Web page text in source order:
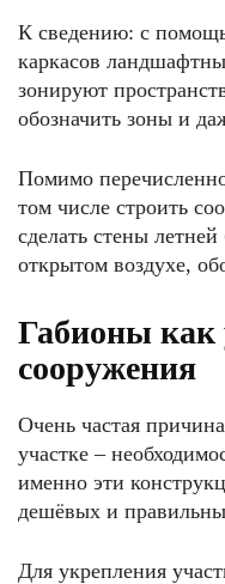
К сведению: с
каркасов
зонируют
обозначить зоны и
Помимо
том числе строить
сделать стены
открытом воздухе,
Габионы как
сооружения
Очень частая
участке –
именно эти
дешёвых и
Для укрепления